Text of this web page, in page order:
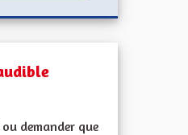
demander que